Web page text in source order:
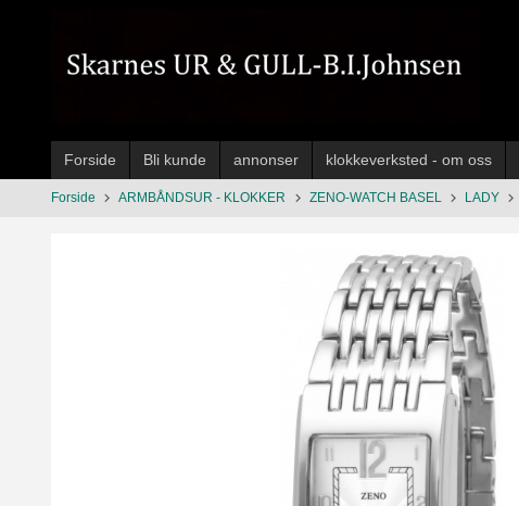
innholdet
Forside Bli kunde annonser klokkeverksted - om oss
Forside ARMBÅNDSUR - KLOKKER ZENO-WATCH BASEL LADY